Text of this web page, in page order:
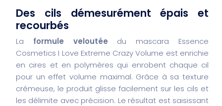
Des cils démesurément épais et
recourbés
La formule veloutée du mascara Essence
Cosmetics I Love Extreme Crazy Volume est enrichie
en cires et en polymères qui enrobent chaque cil
pour un effet volume maximal. Grâce à sa texture
crémeuse, le produit glisse facilement sur les cils et
les délimite avec précision. Le résultat est saisissant